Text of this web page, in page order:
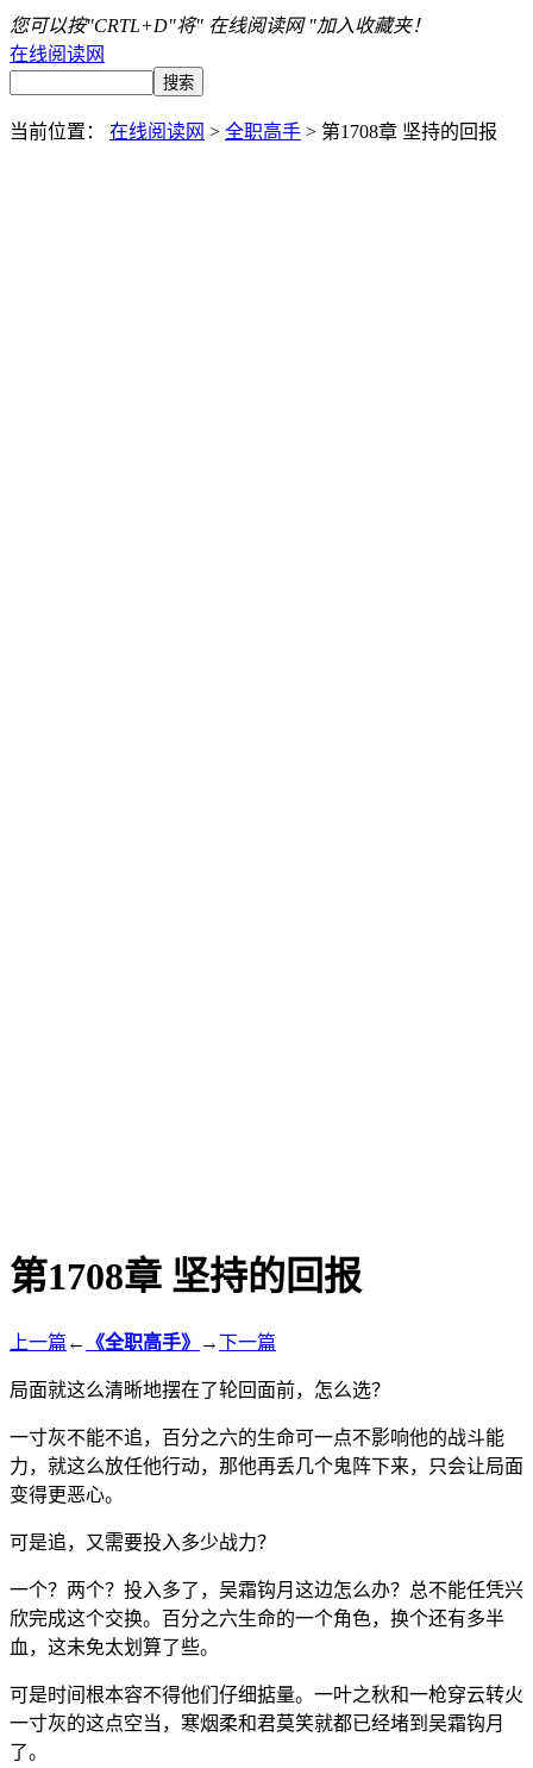
您可以按"CRTL+D"将" 在线阅读网 "加入收藏夹！
在线阅读网
当前位置： 在线阅读网 > 全职高手 > 第1708章 坚持的回报
第1708章 坚持的回报
上一篇 ← 《全职高手》 →下一篇
局面就这么清晰地摆在了轮回面前，怎么选？
一寸灰不能不追，百分之六的生命可一点不影响他的战斗能
力，就这么放任他行动，那他再丢几个鬼阵下来，只会让局面
变得更恶心。
可是追，又需要投入多少战力？
一个？两个？投入多了，吴霜钩月这边怎么办？总不能任凭兴
欣完成这个交换。百分之六生命的一个角色，换个还有多半
血，这未免太划算了些。
可是时间根本容不得他们仔细掂量。一叶之秋和一枪穿云转火
一寸灰的这点空当，寒烟柔和君莫笑就都已经堵到吴霜钩月
了。